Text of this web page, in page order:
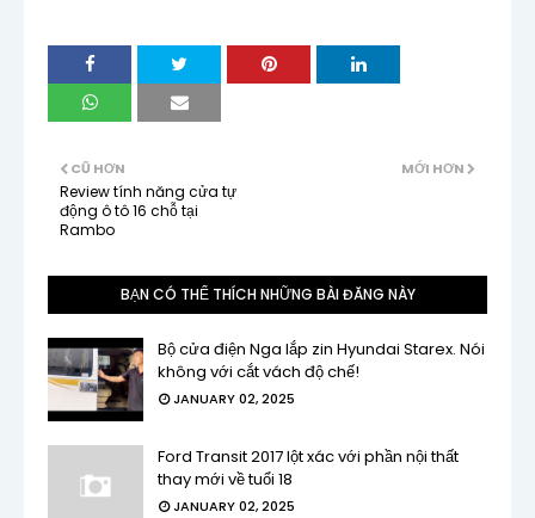
MỚI HƠN
CŨ HƠN
Review tính năng cửa tự
động ô tô 16 chỗ tại
Rambo
BẠN CÓ THỂ THÍCH NHỮNG BÀI ĐĂNG NÀY
Bộ cửa điện Nga lắp zin Hyundai Starex. Nói
không với cắt vách độ chế!
JANUARY 02, 2025
Ford Transit 2017 lột xác với phần nội thất
thay mới về tuổi 18
JANUARY 02, 2025